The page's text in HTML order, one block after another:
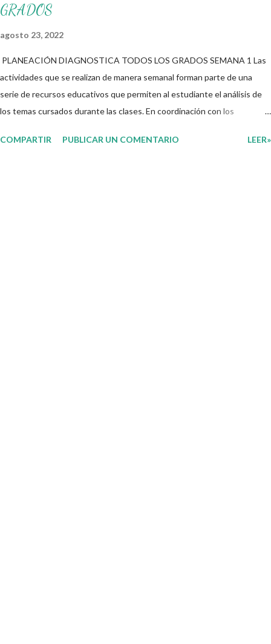
GRADOS
agosto 23, 2022
PLANEACIÓN DIAGNOSTICA TODOS LOS GRADOS SEMANA 1 Las
actividades que se realizan de manera semanal forman parte de una
serie de recursos educativos que permiten al estudiante el análisis de
los temas cursados durante las clases. En coordinación con los
su interés con el material que les compartimos para que así, mediante
COMPARTIR PUBLICAR UN COMENTARIO LEER»